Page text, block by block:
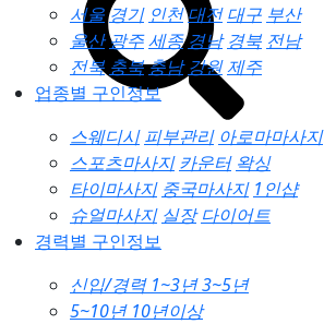
서울경기 인천대전 대구 부산
울산광주세종경남 경북 전남
전북 충북충남 강원제주
업종별 구인정보
스웨디시 피부관리 아로마마사지
스포츠마사지 카운터 왁싱
타이마사지 중국마사지 1인샵
슈얼마사지 실장 다이어트
경력별 구인정보
신입/경력 1~3년3~5년
5~10년 10년이상